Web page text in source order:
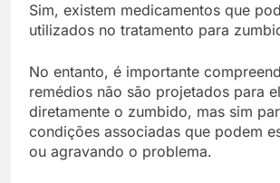
Sim, existem medicamentos que
utilizados no tratamento para
No entanto, é importante
remédios não são projetados para
diretamente o zumbido, mas sim
condições associadas que podem
ou agravando o problema.